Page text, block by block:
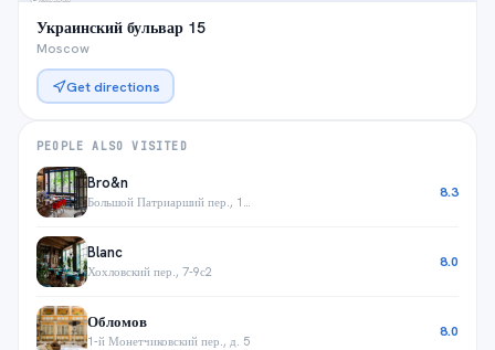
Украинский бульвар 15
Moscow
Get directions
PEOPLE ALSO VISITED
Bro&n
Большой Патриарший пер., 14/27
8.3
Blanc
Хохловский пер., 7-9с2
8.0
Обломов
1-й Монетчиковский пер., д. 5
8.0